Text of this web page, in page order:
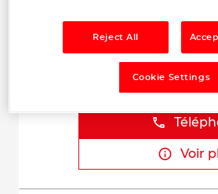
COLOR AUTO
29 Rue Aimé Dupré
Voir
Reject All
Cookie Settings